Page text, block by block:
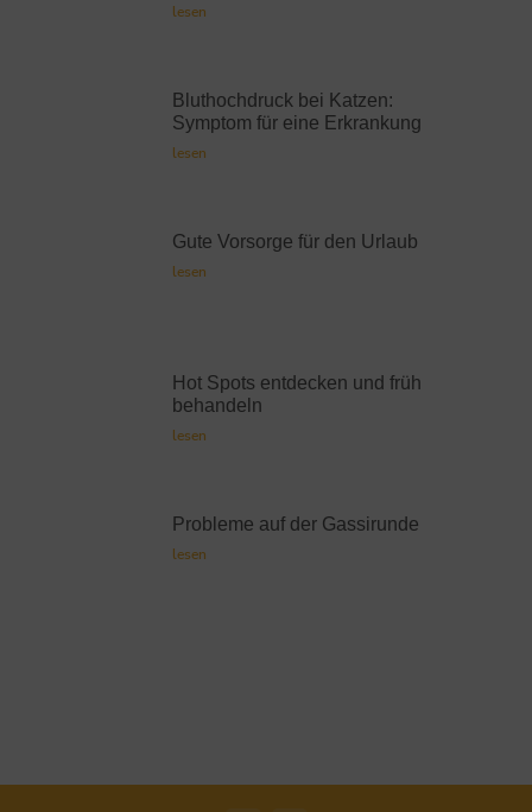
lesen
Bluthochdruck bei Katzen:
Symptom für eine Erkrankung
lesen
Gute Vorsorge für den Urlaub
lesen
Hot Spots entdecken und früh
behandeln
lesen
Probleme auf der Gassirunde
lesen